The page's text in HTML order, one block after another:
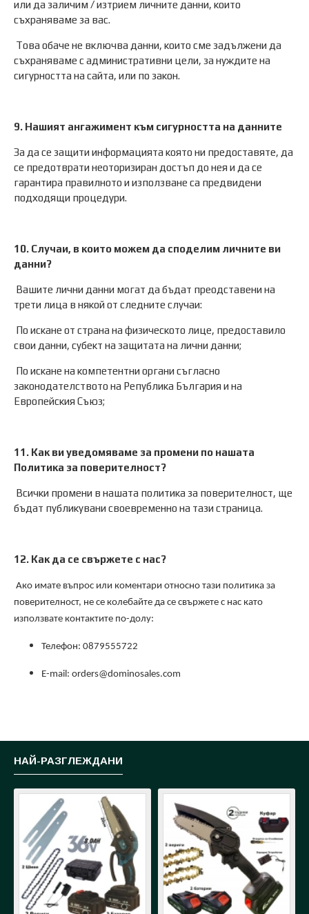
или да заличим / изтрием личните данни, които
съхраняваме за вас.
Това обаче не включва данни, които сме задължени да
съхраняваме с административни цели, за нуждите на
сигурността на сайта, или по закон.
9. Нашият ангажимент към сигурността на данните
За да се защити информацията която ни предоставяте, да
се предотврати неоторизиран достъп до нея и да се
гарантира правилното и използване са предвидени
подходящи процедури.
10. Случаи, в които можем да споделим личните ви
данни?
Вашите лични данни могат да бъдат преодставени на
трети лица в някой от следните случаи:
По искане от страна на физическото лице, предоставило
свои данни, субект на защитата на лични данни;
По искане на компетентни органи съгласно
законодателството на Република България и на
Европейския Съюз;
11. Как ви уведомяваме за промени по нашата
Политика за поверителност?
Всички промени в нашата политика за поверителност, ще
бъдат публикувани своевременно на тази страница.
12. Как да се свържете с нас?
Ако имате въпрос или коментари относно тази политика за
поверителност, не се колебайте да се свържете с нас като
използвате контактите по-долу:
Телефон: 0879555722
E-mail: orders@dominosales.com
НАЙ-РАЗГЛЕЖДАНИ